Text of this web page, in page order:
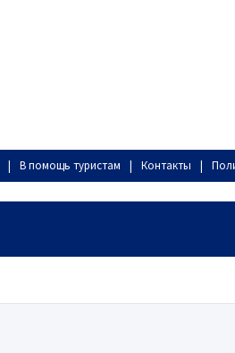
В помощь туристам Контакты